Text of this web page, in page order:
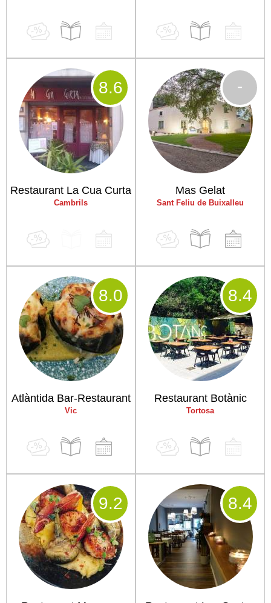
Restaurant La Cua Curta
Cambrils
8.6
Mas Gelat
Sant Feliu de Buixalleu
-
Atlàntida Bar-Restaurant
Vic
8.0
Restaurant Botànic
Tortosa
8.4
9.2 8.4